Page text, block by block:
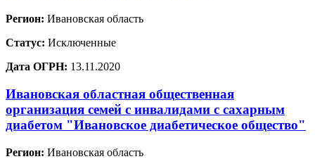
Регион: Ивановская область
Статус: Исключенные
Дата ОГРН: 13.11.2020
Ивановская областная общественная
организация семей с инвалидами с сахарным
диабетом "Ивановское диабетическое общество"
Регион: Ивановская область